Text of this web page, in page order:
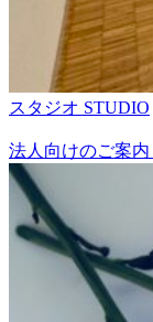
スタジオ STUDIO
法人向けのご案内